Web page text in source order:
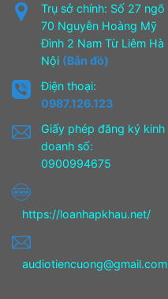
Trụ sở chính: Số 27 ngõ
70 Nguyễn Hoàng Mỹ
Đình 2 Nam Từ Liêm Hà
Nội (Bản đồ)
Điện thoại:
0987.126.123
Giấy phép đăng ký kinh
doanh số:
0900994675
https://loanhapkhau.net/
audiotiencuong@gmail.com